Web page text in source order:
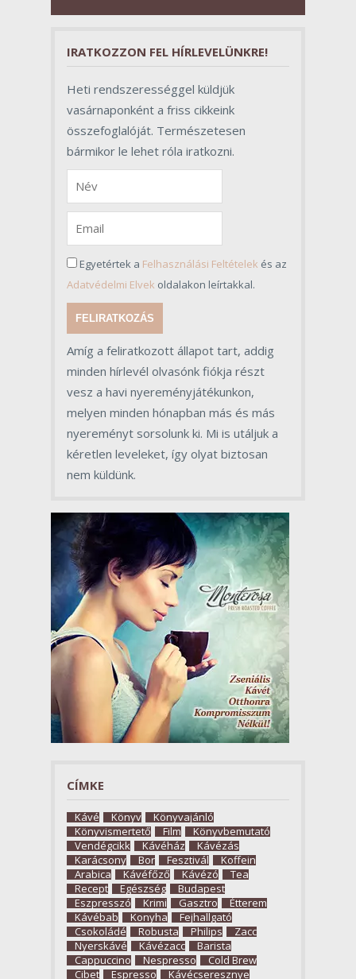
szerepet töltenek be az egész
IRATKOZZON FEL HÍRLEVELÜNKRE!
Heti rendszerességgel küldjük
vasárnaponként a friss cikkeink
összefoglalóját. Természetesen
bármikor le lehet róla iratkozni.
Egyetértek a Felhasználási Feltételek és az
Adatvédelmi Elvek oldalakon leírtakkal.
FELIRATKOZÁS
Amíg a feliratkozott állapot tart, addig
minden hírlevél olvasónk fiókja részt
vesz a havi nyereményjátékunkon,
melyen minden hónapban más és más
nyereményt sorsolunk ki. Mi is utáljuk a
kéretlen leveleket, így olyat biztosan
nem küldünk.
CÍMKE
Kávé Könyv
Könyvajánló
Könyvismertető
Film
Könyvbemutató
Vendégcikk
Kávéház
Kávézás
Karácsony
Bor Fesztivál
Koffein
Arabica
Kávéfőző Kávézó
Tea
Recept
Egészség
Budapest
Eszpresszó
Krimi Gasztro
Étterem
Kávébab
Konyha
Fejhallgató
Csokoládé
Robusta Philips
Zacc
Nyerskávé
Kávézacc
Barista
Cappuccino
Nespresso
Cold Brew
Cibet
Espresso Kávécseresznye